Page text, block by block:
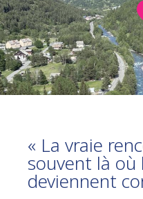
« La vraie
souvent là où
deviennent